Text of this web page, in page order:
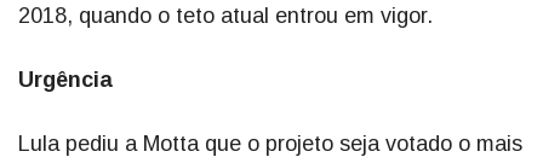
2018, quando o teto atual entrou em vigor.
Urgência
Lula pediu a Motta que o projeto seja votado o mais